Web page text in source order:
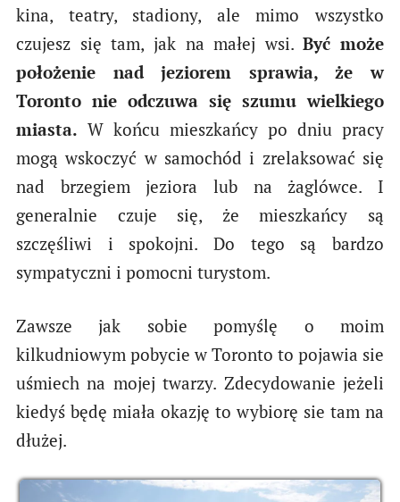
kina, teatry, stadiony, ale mimo wszystko
czujesz się tam, jak na małej wsi.Być może
położenie nad jeziorem sprawia, że w
Toronto nie odczuwa się szumu wielkiego
miasta. W końcu mieszkańcy po dniu pracy
mogą wskoczyć w samochód i zrelaksować się
nad brzegiem jeziora lub na żaglówce. I
generalnie czuje się, że mieszkańcy są
szczęśliwi i spokojni. Do tego są bardzo
sympatyczni i pomocni turystom.
Zawsze jak sobie pomyślę o moim
kilkudniowym pobycie w Toronto to pojawia sie
uśmiech na mojej twarzy. Zdecydowanie jeżeli
kiedyś będę miała okazję to wybiorę sie tam na
dłużej.